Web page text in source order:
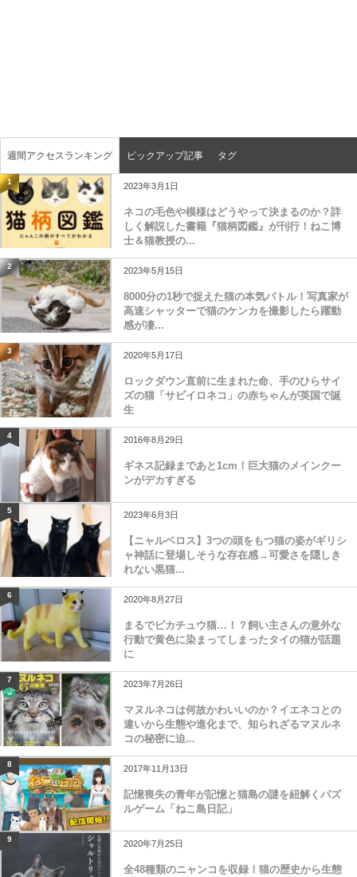
週間アクセスランキング ピックアップ記事 タグ
1 2023年3月1日
ネコの毛色や模様はどうやって決まるのか？詳
しく解説した書籍『猫柄図鑑』が刊行！ねこ博
士＆猫教授の...
2 2023年5月15日
8000分の1秒で捉えた猫の本気バトル！写真家が
高速シャッターで猫のケンカを撮影したら躍動
感が凄...
3 2020年5月17日
ロックダウン直前に生まれた命、手のひらサイ
ズの猫「サビイロネコ」の赤ちゃんが英国で誕
生
4 2016年8月29日
ギネス記録まであと1cm！巨大猫のメインクー
ンがデカすぎる
5 2023年6月3日
【ニャルベロス】3つの頭をもつ猫の姿がギリシ
ャ神話に登場しそうな存在感→可愛さを隠しき
れない黒猫...
6 2020年8月27日
まるでピカチュウ猫…！？飼い主さんの意外な
行動で黄色に染まってしまったタイの猫が話題
に
7 2023年7月26日
マヌルネコは何故かわいいのか？イエネコとの
違いから生態や進化まで、知られざるマヌルネ
コの秘密に迫...
8 2017年11月13日
記憶喪失の青年が記憶と猫島の謎を紐解くパズ
ルゲーム「ねこ島日記」
9 2020年7月25日
全48種類のニャンコを収録！猫の歴史から生態